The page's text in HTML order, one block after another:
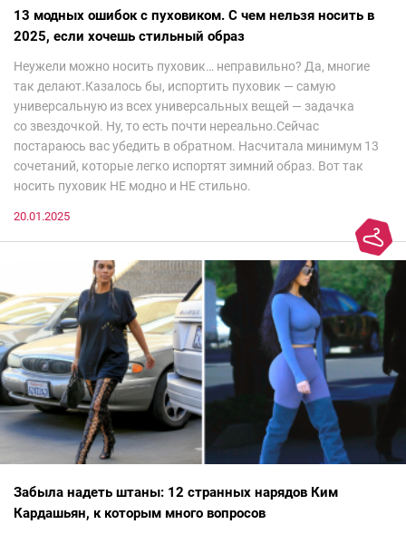
13 модных ошибок с пуховиком. С чем нельзя носить в
2025, если хочешь стильный образ
Неужели можно носить пуховик… неправильно? Да, многие
так делают.Казалось бы, испортить пуховик — самую
универсальную из всех универсальных вещей — задачка
со звездочкой. Ну, то есть почти нереально.Сейчас
постараюсь вас убедить в обратном. Насчитала минимум 13
сочетаний, которые легко испортят зимний образ. Вот так
носить пуховик НЕ модно и НЕ стильно.
20.01.2025
Забыла надеть штаны: 12 странных нарядов Ким
Кардашьян, к которым много вопросов